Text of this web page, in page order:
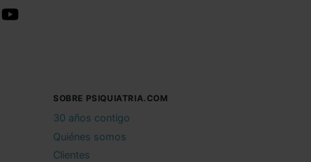
SOBRE PSIQUIATRIA.COM
30 años contigo
Quiénes somos
Clientes